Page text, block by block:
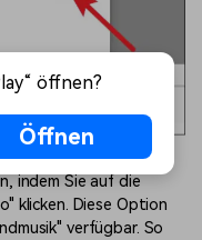
indem Sie auf die
klicken. Diese Option
verfügbar. So
öffnen?
Öffnen